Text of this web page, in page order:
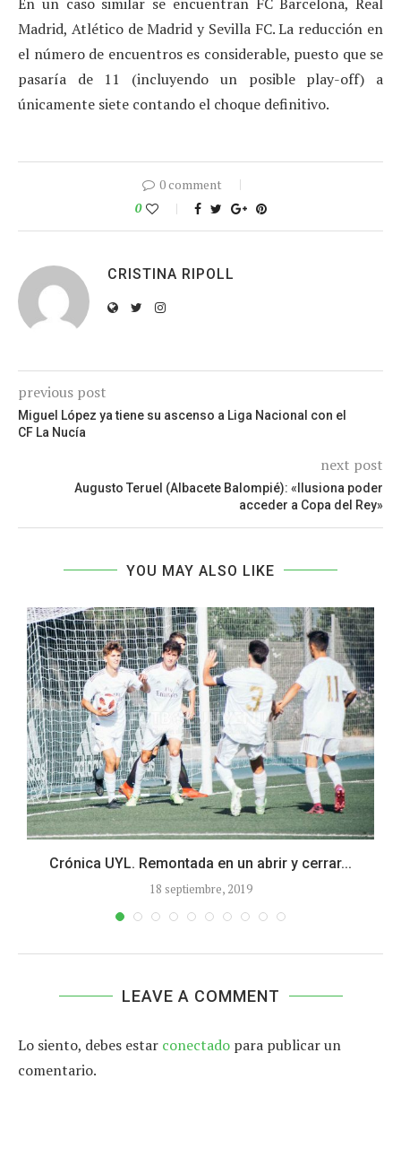
Madrid, Atlético de Madrid y Sevilla FC. La reducción en
el número de encuentros es considerable, puesto que se
pasaría de 11 (incluyendo un posible play-off) a
únicamente siete contando el choque definitivo.
0 comment
0
CRISTINA RIPOLL
previous post
Miguel López ya tiene su ascenso a Liga Nacional con el
CF La Nucía
next post
Augusto Teruel (Albacete Balompié): «Ilusiona poder
acceder a Copa del Rey»
YOU MAY ALSO LIKE
Crónica UYL. Remontada en un abrir y cerrar...
18 septiembre, 2019
LEAVE A COMMENT
Lo siento, debes estar conectado para publicar un
comentario.